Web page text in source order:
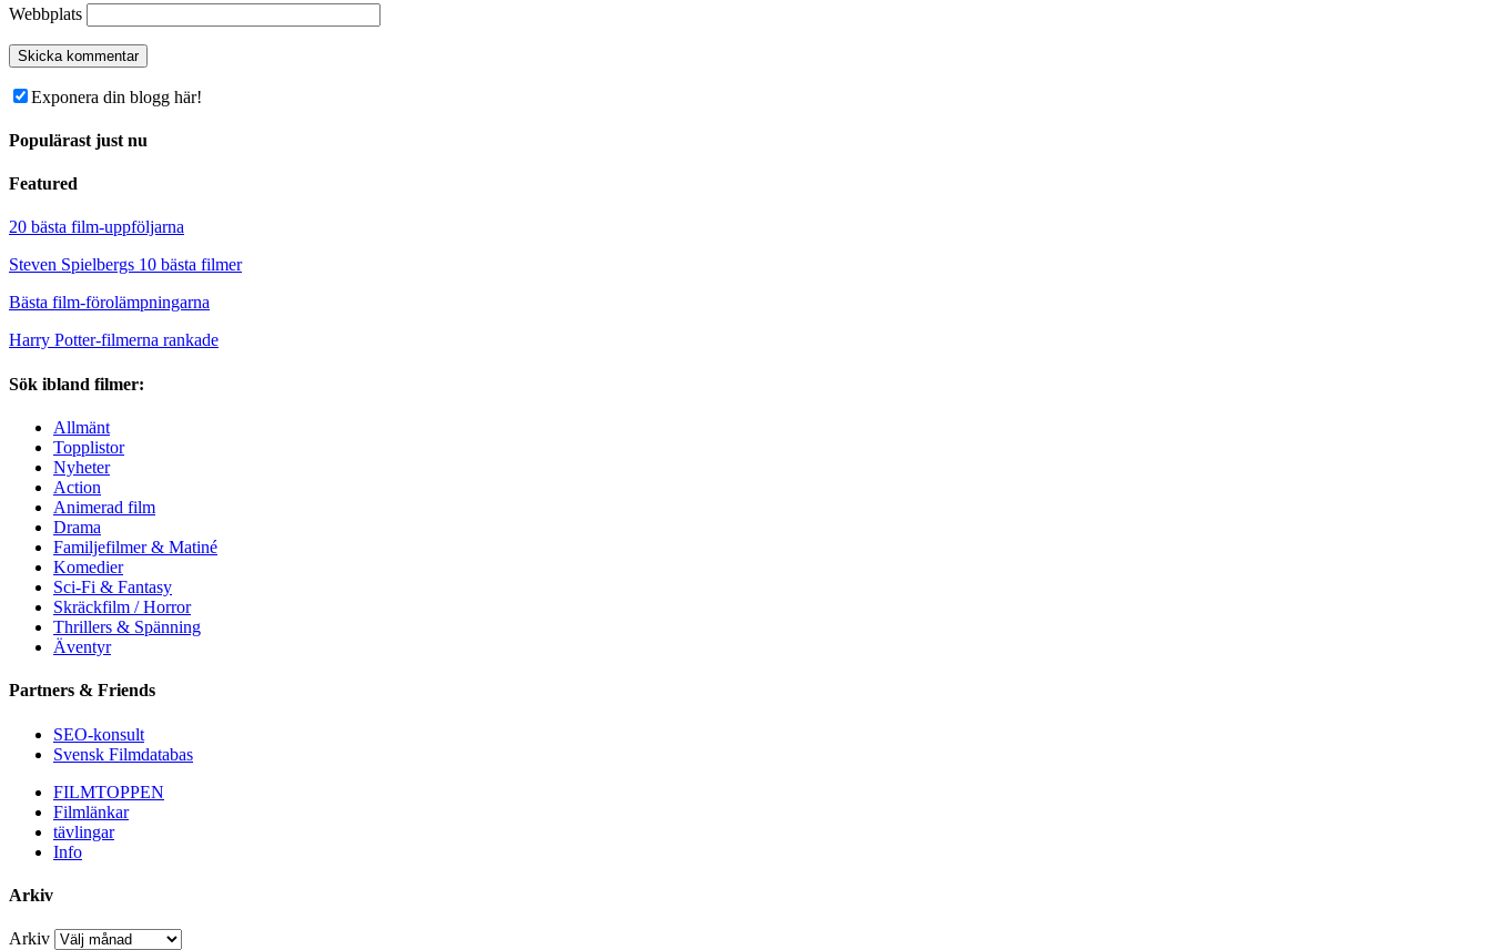
Webbplats
Exponera din blogg här!
Populärast just nu
Featured
20 bästa film-uppföljarna
Steven Spielbergs 10 bästa filmer
Bästa film-förolämpningarna
Harry Potter-filmerna rankade
Sök ibland filmer:
Allmänt
Topplistor
Nyheter
Action
Animerad film
Drama
Familjefilmer & Matiné
Komedier
Sci-Fi & Fantasy
Skräckfilm / Horror
Thrillers & Spänning
Äventyr
Partners & Friends
SEO-konsult
Svensk Filmdatabas
FILMTOPPEN
Filmlänkar
tävlingar
Info
Arkiv
Arkiv